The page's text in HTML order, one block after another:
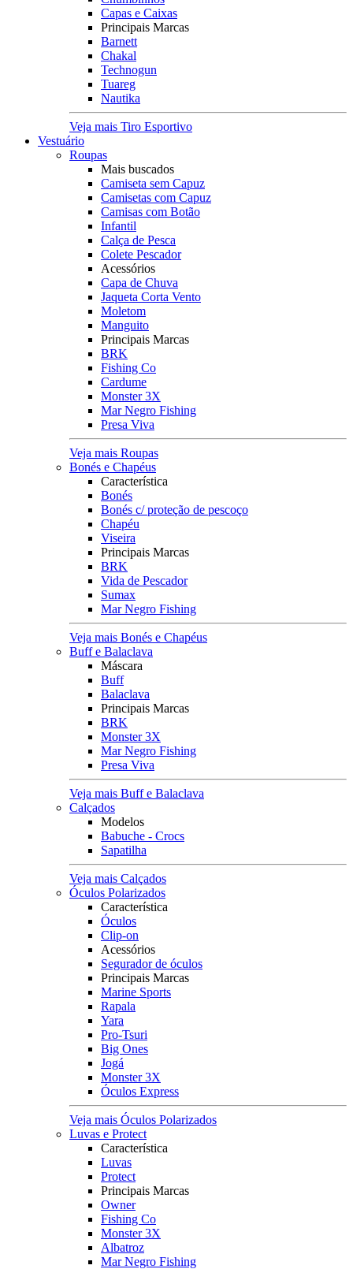
Capas e Caixas
Principais Marcas
Barnett
Chakal
Technogun
Tuareg
Nautika
Veja mais Tiro Esportivo
Vestuário
Roupas
Mais buscados
Camiseta sem Capuz
Camisetas com Capuz
Camisas com Botão
Infantil
Calça de Pesca
Colete Pescador
Acessórios
Capa de Chuva
Jaqueta Corta Vento
Moletom
Manguito
Principais Marcas
BRK
Fishing Co
Cardume
Monster 3X
Mar Negro Fishing
Presa Viva
Veja mais Roupas
Bonés e Chapéus
Característica
Bonés
Bonés c/ proteção de pescoço
Chapéu
Viseira
Principais Marcas
BRK
Vida de Pescador
Sumax
Mar Negro Fishing
Veja mais Bonés e Chapéus
Buff e Balaclava
Máscara
Buff
Balaclava
Principais Marcas
BRK
Monster 3X
Mar Negro Fishing
Presa Viva
Veja mais Buff e Balaclava
Calçados
Modelos
Babuche - Crocs
Sapatilha
Veja mais Calçados
Óculos Polarizados
Característica
Óculos
Clip-on
Acessórios
Segurador de óculos
Principais Marcas
Marine Sports
Rapala
Yara
Pro-Tsuri
Big Ones
Jogá
Monster 3X
Óculos Express
Veja mais Óculos Polarizados
Luvas e Protect
Característica
Luvas
Protect
Principais Marcas
Owner
Fishing Co
Monster 3X
Albatroz
Mar Negro Fishing